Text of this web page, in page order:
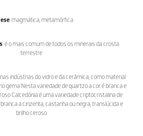
: magmática, metamórfica
: é o mais comum de todos os minerais da crosta
terrestre
indústrias do vidro e da cerâmica, como material
gema Nesta variedade de quartzo a cor é branca e
Calcedónia é uma variedade criptocristalina de
a cinzenta, castanha ou negra; translúcida e
brilho ceroso